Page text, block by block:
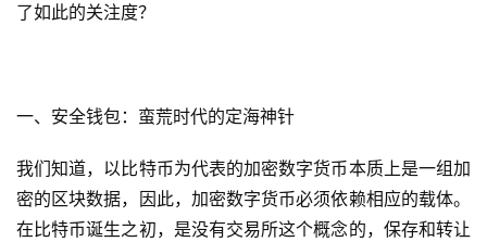
了如此的关注度？
一、安全钱包：蛮荒时代的定海神针
我们知道，以比特币为代表的加密数字货币本质上是一组加
密的区块数据，因此，加密数字货币必须依赖相应的载体。
在比特币诞生之初，是没有交易所这个概念的，保存和转让